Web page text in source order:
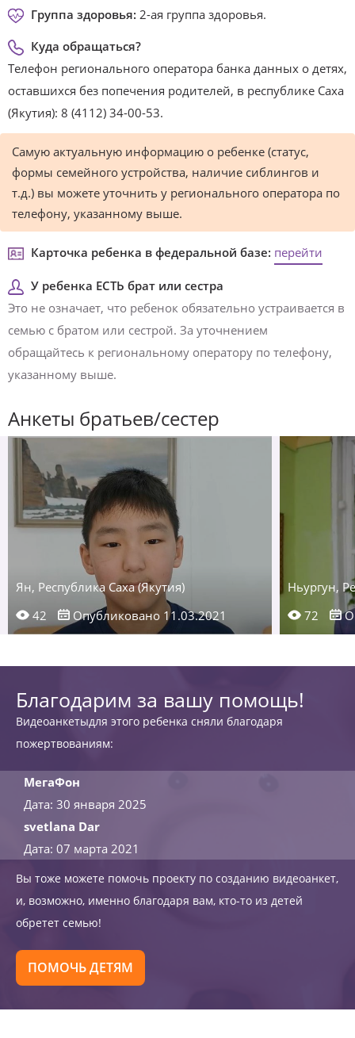
Группа здоровья: 2-ая группа здоровья.
Куда обращаться?
Телефон регионального оператора банка данных о детях,
оставшихся без попечения родителей, в республике Саха
(Якутия): 8 (4112) 34-00-53.
Самую актуальную информацию о ребенке (статус,
формы семейного устройства, наличие сиблингов и
т.д.) вы можете уточнить у регионального оператора по
телефону, указанному выше.
Карточка ребенка в федеральной базе: перейти
У ребенка ЕСТЬ брат или сестра
Это не означает, что ребенок обязательно устраивается в
семью с братом или сестрой. За уточнением
обращайтесь к региональному оператору по телефону,
указанному выше.
Анкеты братьев/сестер
Ян, Республика Саха (Якутия)
42
Опубликовано 11.03.2021
Ньургун,
72
Благодарим за вашу помощь!
Видеоанкетыдля этого ребенка сняли благодаря
пожертвованиям:
МегаФон
Дата: 30 января 2025
svetlana Dar
Дата: 07 марта 2021
Вы тоже можете помочь проекту по созданию видеоанкет,
и, возможно, именно благодаря вам, кто-то из детей
обретет семью!
ПОМОЧЬ ДЕТЯМ